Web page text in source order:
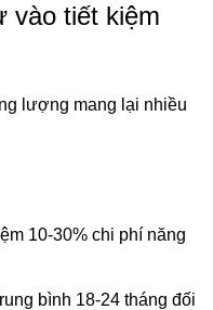
vào tiết kiệm
lượng mang lại nhiều
10-30% chi phí năng
bình 18-24 tháng đối